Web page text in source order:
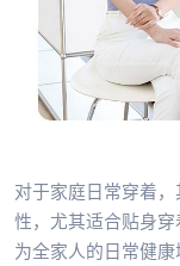
对于家庭日常穿着
性，尤其适合贴身穿
为全家人的日常健